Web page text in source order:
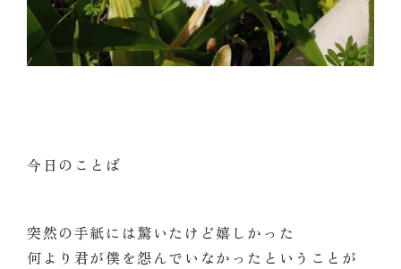
今日のことば
突然の手紙には驚いたけど嬉しかった
何より君が僕を怨んでいなかったということが